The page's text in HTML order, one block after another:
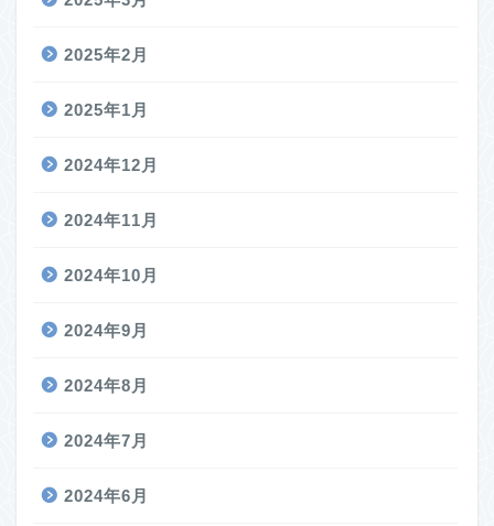
2025年2月
2025年1月
2024年12月
2024年11月
2024年10月
2024年9月
2024年8月
2024年7月
2024年6月